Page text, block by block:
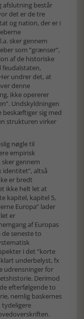
afslutning består
det er de tre
og nation, der er i
sker gennem
som ”grænser”,
af de historiske
undrer det, at
denne
ikke opererer
Undskyldningen
beskæftiger sig med
strukturen virker
nøgle til
empirisk
gennem
altså
er bredt
ikke helt let at
kapitel, kapitel 5,
Europa” lader
er
af Europas
seneste to
i det ”korte
underbelyst, fx
udrensninger for
Derimod
efterfølgende to
nemlig baskernes
tydeligere